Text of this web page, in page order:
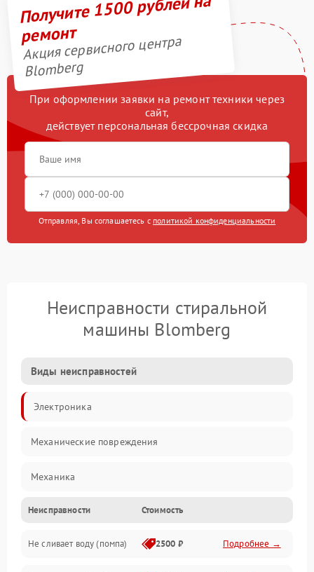
Получите 1500 рублей на
ремонт
Акция сервисного центра
Blomberg
При оформлении заявки на ремонт техники через
сайт,
действует персональная бессрочная скидка
Отправляя, Вы соглашаетесь с политикой конфиденциальности
Неисправности стиральной
машины Blomberg
Виды неисправностей
Электроника
Механические повреждения
Механика
Электропитание
Водоснабжение
Неисправности Стоимость
Не сливает воду (помпа) 2500 ₽ Подробнее →